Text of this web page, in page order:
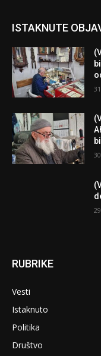
ISTAKNUTE
RUBRIKE
Vesti
Istaknuto
Politika
Društvo